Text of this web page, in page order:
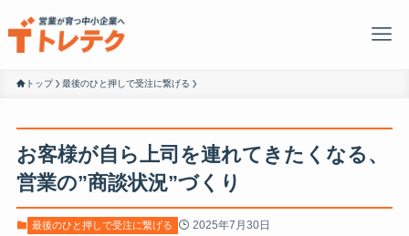
トップ 最後のひと押しで受注に繋げる
お客様が自ら上司を連れてきたくなる、
営業の”商談状況”づくり
最後のひと押しで受注に繋げる 2025年7月30日